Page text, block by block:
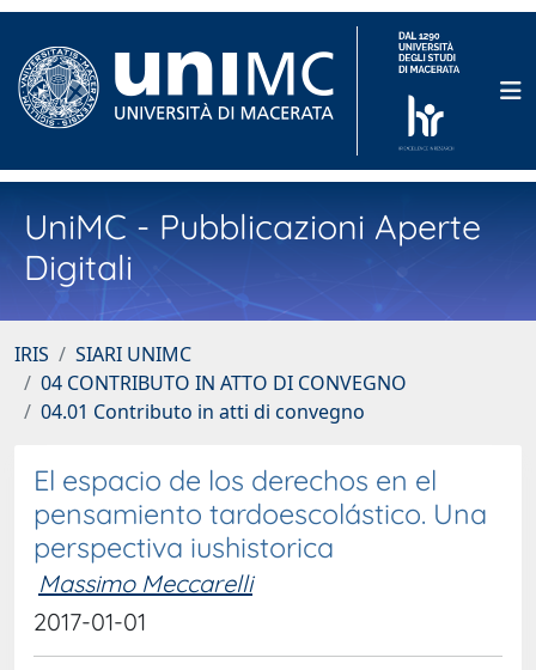
UniMC - Pubblicazioni Aperte
Digitali
IRIS
SIARI UNIMC
04 CONTRIBUTO IN ATTO DI CONVEGNO
04.01 Contributo in atti di convegno
El espacio de los derechos en el
pensamiento tardoescolástico. Una
perspectiva iushistorica
Massimo Meccarelli
2017-01-01